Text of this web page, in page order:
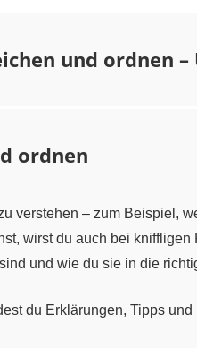
und ordnen –
ordnen
verstehen – zum Beispiel,
wirst du auch bei
und wie du sie in die
du Erklärungen, Tipps